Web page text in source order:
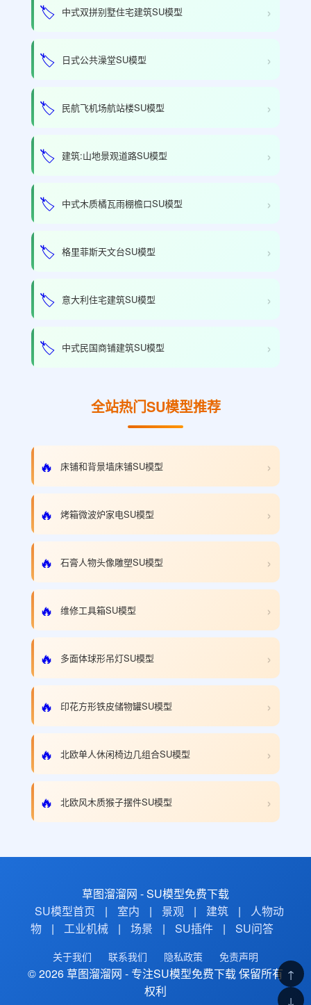
🏷️ 中式双拼别墅住宅建筑SU模型 ›
🏷️ 日式公共澡堂SU模型 ›
🏷️ 民航飞机场航站楼SU模型 ›
🏷️ 建筑:山地景观道路SU模型 ›
🏷️ 中式木质橘瓦雨棚檐口SU模型 ›
🏷️ 格里菲斯天文台SU模型 ›
🏷️ 意大利住宅建筑SU模型 ›
🏷️ 中式民国商铺建筑SU模型 ›
全站热门SU模型推荐
🔥 床铺和背景墙床铺SU模型 ›
🔥 烤箱微波炉家电SU模型 ›
🔥 石膏人物头像雕塑SU模型 ›
🔥 维修工具箱SU模型 ›
🔥 多面体球形吊灯SU模型 ›
🔥 印花方形铁皮储物罐SU模型 ›
🔥 北欧单人休闲椅边几组合SU模型 ›
🔥 北欧风木质猴子摆件SU模型 ›
草图溜溜网 - SU模型免费下载
SU模型首页
| 室内 | 景观 | 建筑 |
人物动
物
| 工业机械 | 场景 | SU插件 | SU问答
关于我们 联系我们 隐私政策 免责声明
© 2026 草图溜溜网 - 专注SU模型免费下载 保留所有
权利
↑
↓